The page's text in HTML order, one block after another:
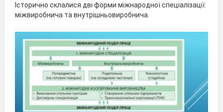
Історично склалися дві форми міжнародної спеціалізації:
міжвиробнича та внутрішньовиробнича.